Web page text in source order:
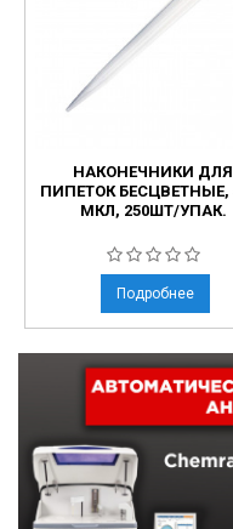
НАКОНЕЧНИКИ ДЛЯ
ПИПЕТОК БЕСЦВЕТНЫЕ,
МКЛ, 250ШТ/УПАК.
Подробнее